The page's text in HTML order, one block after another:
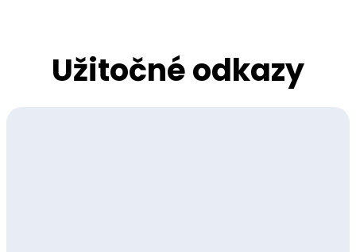
Užitočné odkazy